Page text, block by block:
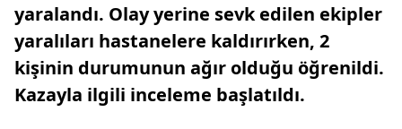
yaralandı. Olay yerine sevk edilen ekipler
yaralıları hastanelere kaldırırken, 2
kişinin durumunun ağır olduğu öğrenildi.
Kazayla ilgili inceleme başlatıldı.